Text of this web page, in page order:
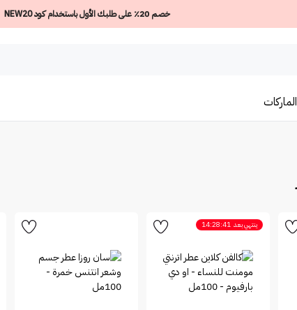
خصم 20٪ على طلبك الأول باستخدام كود NEW20
الماركات
ينتهي بعد 14:28:41